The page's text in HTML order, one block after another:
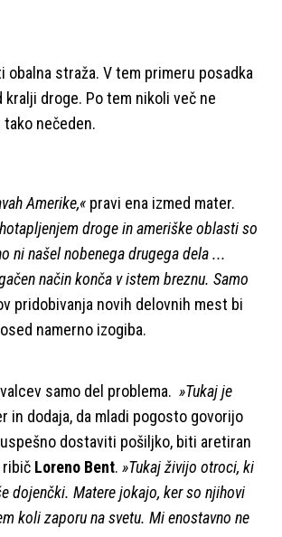
obalna straža. V tem primeru posadka
droge. Po tem nikoli več ne
nečeden.
Amerike,« pravi ena izmed mater.
droge in ameriške oblasti so
ni našel nobenega drugega dela ...
način konča v istem breznu. Samo
pridobivanja novih delovnih mest bi
namerno izogiba.
samo del problema. »Tukaj je
in dodaja, da mladi pogosto govorijo
dostaviti pošiljko, biti aretiran
Loreno Bent. »Tukaj živijo otroci, ki
dojenčki. Matere jokajo, ker so njihovi
koli zaporu na svetu. Mi enostavno ne